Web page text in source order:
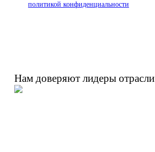
политикой конфиденциальности
Нам доверяют лидеры отрасли